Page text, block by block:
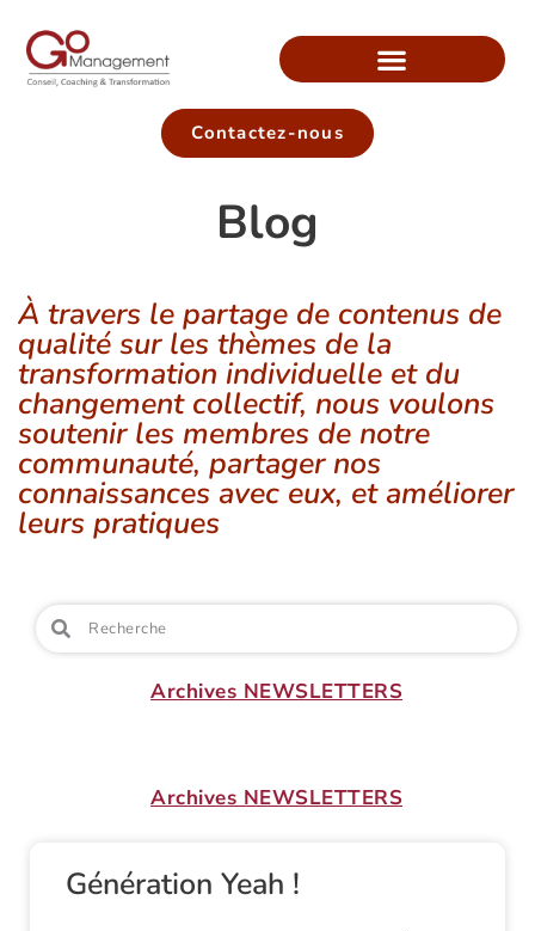
Contactez-nous
Blog
À travers le partage de contenus de
qualité sur les thèmes de la
transformation individuelle et du
changement collectif, nous voulons
soutenir les membres de notre
communauté, partager nos
connaissances avec eux, et améliorer
leurs pratiques
Génération Yeah !
Archives NEWSLETTERS
Archives NEWSLETTERS